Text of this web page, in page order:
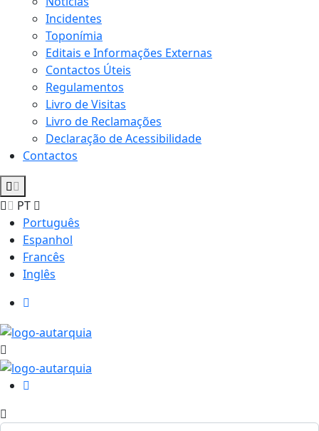
Incidentes
Toponímia
Editais e Informações Externas
Contactos Úteis
Regulamentos
Livro de Visitas
Livro de Reclamações
Declaração de Acessibilidade
Contactos
PT
Português
Espanhol
Francês
Inglês